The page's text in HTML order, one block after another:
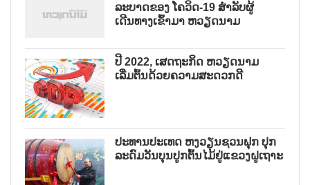
ລະບາດຂອງ ໂຄວິດ-19 ສຳລັບຜູ້
ເດີນທາງເຂົ້າມາ ຫວຽດນາມ
ປີ 2022, ເສດຖະກິດ ຫວຽດນາມ
ເລີ່ມຕົ້ນດ້ວຍຄວາມສະດວກດີ
ປະທານປະເທດ ຫງວຽນຊວນຟຸກ ປຸກ
ລະດົມວັນບຸນປູກຕົ້ນໄມ້ຢູ່ແຂວງຝູເຖາະ